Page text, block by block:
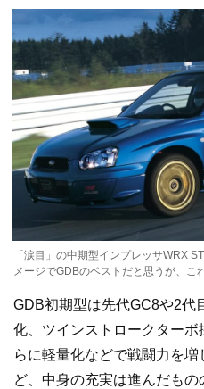
「涙目」の中期型インプレッサWRX
メージでGDBのベストだと思うが、こ
GDB初期型は先代GC8や2代
化、ツインストロークター
らに軽量化などで戦闘力を
ど、中身の充実は進んだも